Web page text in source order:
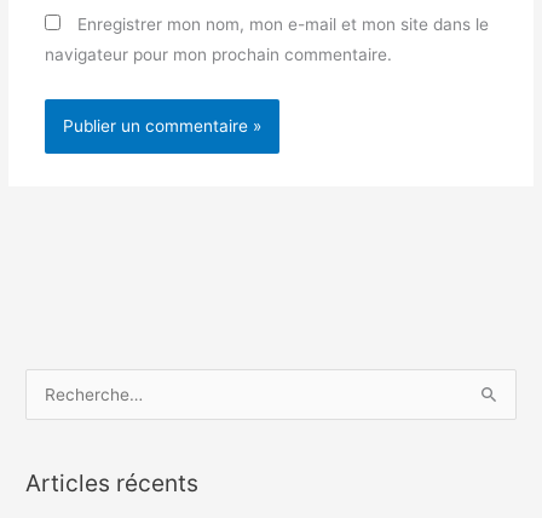
Enregistrer mon nom, mon e-mail et mon site dans le
navigateur pour mon prochain commentaire.
hArticles récents